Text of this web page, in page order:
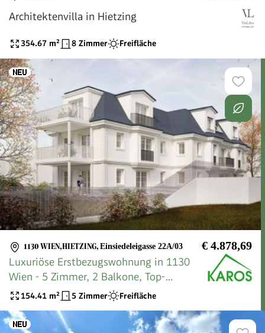
Architektenvilla in Hietzing
354.67 m² 8 Zimmer Freifläche
1130 WIEN,HIETZING, Einsiedeleigasse 22A/03 € 4.878,69
Luxuriöse Erstbezugswohnung in 1130
Wien - 5 Zimmer, 2 Balkone, Top-
Ausstattung!
154.41 m² 5 Zimmer Freifläche